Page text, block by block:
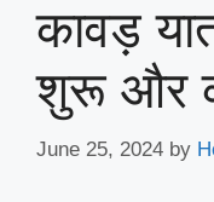
कावड़
शुरू और
June 25, 2024 by